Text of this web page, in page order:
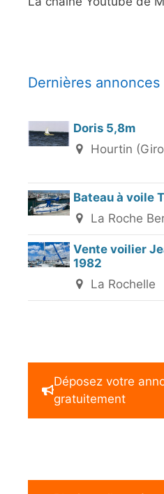
Dernières
Doris 5,8m
Hourtin
Bateau à voile
La Roche
Vente voilier
1982
La Rochelle
Déposez votre
gratuitement